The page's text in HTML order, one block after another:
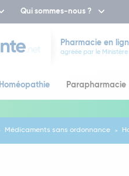
Qui sommes-nous ?
Pharmacie en
agréée par le
Homéopathie Parapharmacie
Médicaments sans ordonnance